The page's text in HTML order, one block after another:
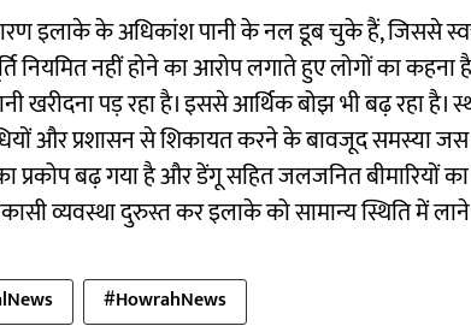
इलाके के अधिकांश पानी के नल डूब चुके हैं, जिससे
नियमित नहीं होने का आरोप लगाते हुए लोगों का
खरीदना पड़ रहा है। इससे आर्थिक बोझ भी बढ़ रहा है।
और प्रशासन से शिकायत करने के बावजूद समस्या
प्रकोप बढ़ गया है और डेंगू सहित जलजनित बीमारियों का
व्यवस्था दुरुस्त कर इलाके को सामान्य स्थिति में
#HowrahNews